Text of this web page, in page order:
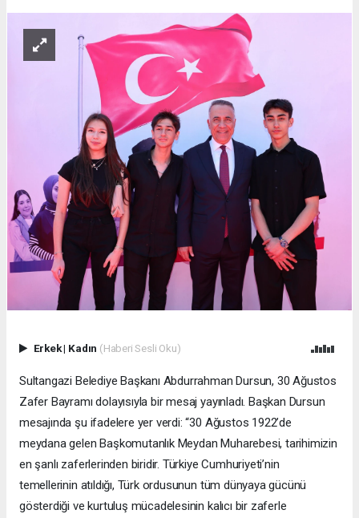
Erkek| Kadın (Haberi Sesli Oku)
Sultangazi Belediye Başkanı Abdurrahman Dursun, 30 Ağustos
Zafer Bayramı dolayısıyla bir mesaj yayınladı. Başkan Dursun
mesajında şu ifadelere yer verdi: “30 Ağustos 1922’de
meydana gelen Başkomutanlık Meydan Muharebesi, tarihimizin
en şanlı zaferlerinden biridir. Türkiye Cumhuriyeti’nin
temellerinin atıldığı, Türk ordusunun tüm dünyaya gücünü
gösterdiği ve kurtuluş mücadelesinin kalıcı bir zaferle